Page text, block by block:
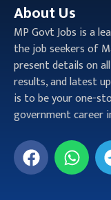
About Us
MP Govt Jobs is a
the job seekers of
present details on
results, and latest
is to be your one-
government career